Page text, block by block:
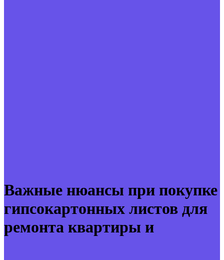
Важные нюансы при покупке
гипсокартонных листов для
ремонта квартиры и